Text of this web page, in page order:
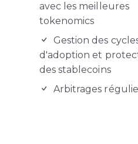
avec les meilleures
tokenomics
Gestion des
d'adoption et
des stablecoins
Arbitrages